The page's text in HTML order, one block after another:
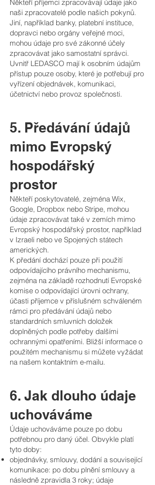
Někteří příjemci zpracovávají údaje jako
naši zpracovatelé podle našich pokynů.
Jiní, například banky, platební instituce,
dopravci nebo orgány veřejné moci,
mohou údaje pro své zákonné účely
zpracovávat jako samostatní správci.
Uvnitř LEDASCO mají k osobním údajům
přístup pouze osoby, které je potřebují pro
vyřízení objednávek, komunikaci,
účetnictví nebo provoz společnosti.
5. Předávání údajů
mimo Evropský
hospodářský
prostor
Někteří poskytovatelé, zejména Wix,
Google, Dropbox nebo Stripe, mohou
údaje zpracovávat také v zemích mimo
Evropský hospodářský prostor, například
v Izraeli nebo ve Spojených státech
amerických.
K předání dochází pouze při použití
odpovídajícího právního mechanismu,
zejména na základě rozhodnutí Evropské
komise o odpovídající úrovni ochrany,
účasti příjemce v příslušném schváleném
rámci pro předávání údajů nebo
standardních smluvních doložek
doplněných podle potřeby dalšími
ochrannými opatřeními. Bližší informace o
použitém mechanismu si můžete vyžádat
na našem kontaktním e-mailu.
6. Jak dlouho údaje
uchováváme
Údaje uchováváme pouze po dobu
potřebnou pro daný účel. Obvykle platí
tyto doby:
objednávky, smlouvy, dodání a související
komunikace: po dobu plnění smlouvy a
následně zpravidla 3 roky; údaje